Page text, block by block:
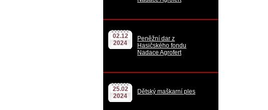
02.12
2024
Peněžní dar z
Hasičského fondu
Nadace Agrofert
25.02
2024
Dětský maškarní ples